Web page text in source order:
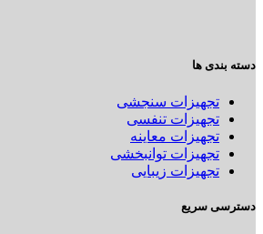
دسته بندی ها
تجهیزات سنجشی
تجهیزات تنفسی
تجهیزات معاینه
تجهیزات توانبخشی
تجهیزات زیبایی
دسترسی سریع